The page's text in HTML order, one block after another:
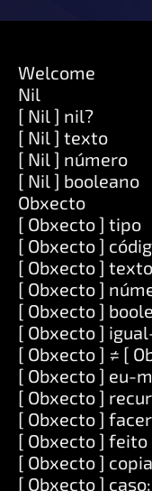
Welcome
Nil
[ Nil ] nil?
[ Nil ] texto
[ Nil ] número
[ Nil ] booleano
Obxecto
[ Obxecto ] tipo
[ Obxecto ]
[ Obxecto ] texto
[ Obxecto ]
[ Obxecto ]
[ Obxecto ]
[ Obxecto ] ≠ [
[ Obxecto ] eu-
[ Obxecto ]
[ Obxecto ] facer
[ Obxecto ] feito
[ Obxecto ] copia
[ Obxecto ]